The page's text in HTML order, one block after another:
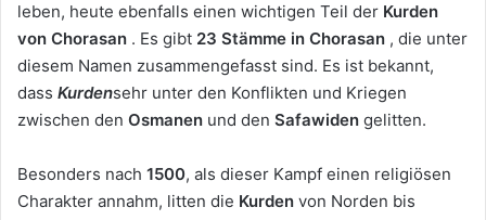
leben, heute ebenfalls einen wichtigen Teil der Kurden
von Chorasan . Es gibt 23 Stämme in Chorasan , die unter
diesem Namen zusammengefasst sind. Es ist bekannt,
dass Kurdensehr unter den Konflikten und Kriegen
zwischen den Osmanen und den Safawiden gelitten.
Besonders nach 1500, als dieser Kampf einen religiösen
Charakter annahm, litten die Kurden von Norden bis